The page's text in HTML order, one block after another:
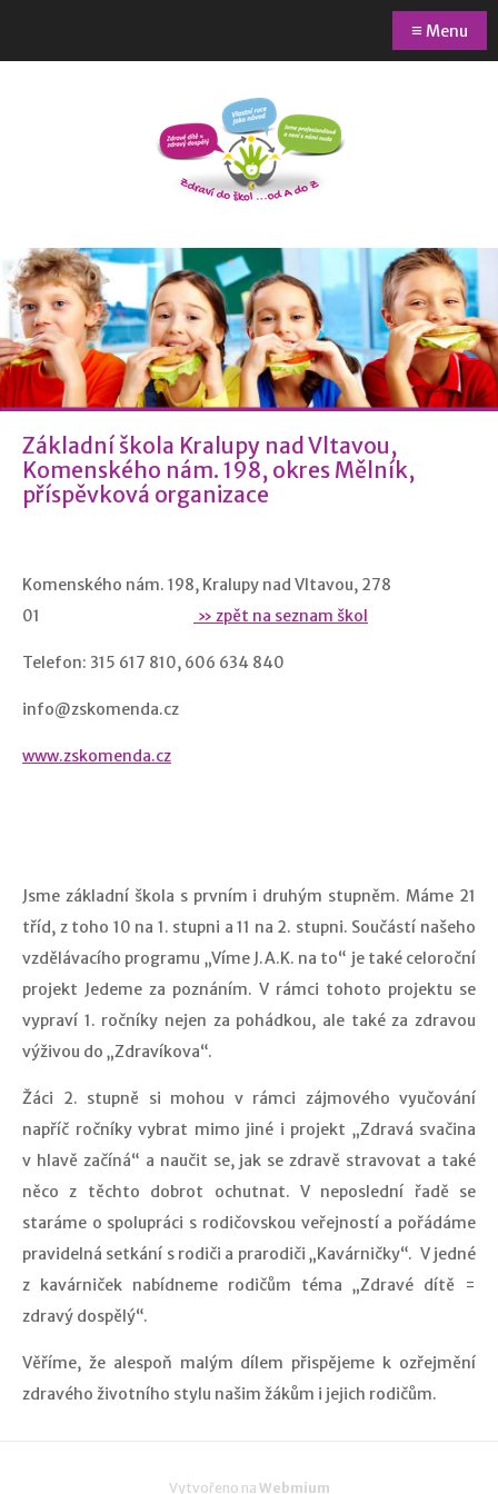
≡ Menu
Základní škola Kralupy nad Vltavou,
Komenského nám. 198, okres Mělník,
příspěvková organizace
Komenského nám. 198, Kralupy nad Vltavou, 278
01
» zpět na seznam škol
Telefon: 315 617 810, 606 634 840
info@zskomenda.cz
www.zskomenda.cz
Jsme základní škola s prvním i druhým stupněm. Máme 21
tříd, z toho 10 na 1. stupni a 11 na 2. stupni. Součástí našeho
vzdělávacího programu „Víme J.A.K. na to“ je také celoroční
projekt Jedeme za poznáním. V rámci tohoto projektu se
vypraví 1. ročníky nejen za pohádkou, ale také za zdravou
výživou do „Zdravíkova“.
Žáci 2. stupně si mohou v rámci zájmového vyučování
napříč ročníky vybrat mimo jiné i projekt „Zdravá svačina
v hlavě začíná“ a naučit se, jak se zdravě stravovat a také
něco z těchto dobrot ochutnat. V neposlední řadě se
staráme o spolupráci s rodičovskou veřejností a pořádáme
pravidelná setkání s rodiči a prarodiči „Kavárničky“. V jedné
z kavárniček nabídneme rodičům téma „Zdravé dítě =
zdravý dospělý“.
Věříme, že alespoň malým dílem přispějeme k ozřejmění
zdravého životního stylu našim žákům i jejich rodičům.
Vytvořeno na Webmium